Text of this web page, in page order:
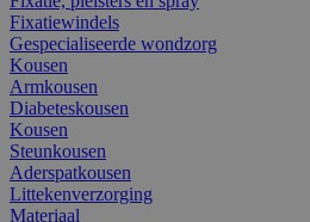
Fixatiewindels
Gespecialiseerde wondzorg
Kousen
Armkousen
Diabeteskousen
Kousen
Steunkousen
Aderspatkousen
Littekenverzorging
Materiaal